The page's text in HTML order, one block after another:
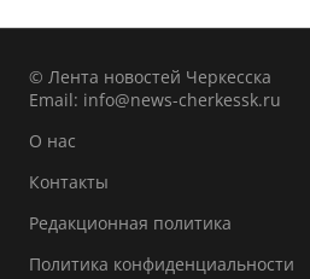
© Лента новостей Черкесска
Email: info@news-cherkessk.ru
О нас
Контакты
Редакционная политика
Политика конфиденциальности